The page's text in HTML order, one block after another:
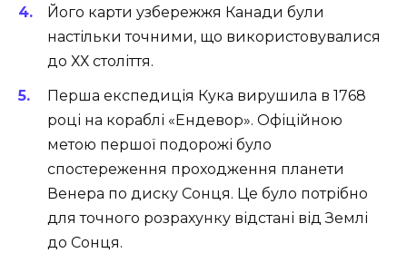
Його карти узбережжя Канади були
настільки точними, що використовувалися
до ХХ століття.
Перша експедиція Кука вирушила в 1768
році на кораблі «Ендевор». Офіційною
метою першої подорожі було
спостереження проходження планети
Венера по диску Сонця. Це було потрібно
для точного розрахунку відстані від Землі
до Сонця.